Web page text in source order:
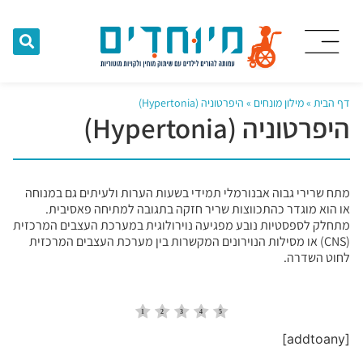
דף הבית »מילון מונחים » היפרטוניה (Hypertonia)
היפרטוניה (Hypertonia)
מתח שרירי גבוה אבנורמלי תמידי בשעות הערות ולעיתים גם במנוחה
או הוא מוגדר כהתכווצות שריר חזקה בתגובה למתיחה פאסיבית.
מתחלק לספסטיות נובע מפגיעה נוירולוגית במערכת העצבים המרכזית
(CNS) או מסילות הנוירונים המקשרות בין מערכת העצבים המרכזית
לחוט השדרה.
[addtoany]